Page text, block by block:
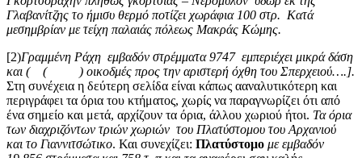
Γλαβανίτζης το ήμισυ θερμό ποτίζει χωράφια 100 στρ. Κατά
μεσημβρίαν με τείχη παλαιάς πόλεως Μακράς Κώμης.
[2)Γραμμένη Ράχη εμβαδόν στρέμματα 9747 εμπεριέχει μικρά δάση
και ( ( ) οικοδμές προς την αριστερή όχθη του Σπερχειού….].
Στη συνέχεια η δεύτερη σελίδα είναι κάπως ααναλυτικότερη και
περιγράφει τα όρια του κτήματος, χωρίς να παραγνωρίζει ότι από
ένα σημείο και μετά, αρχίζουν τα όρια, άλλου χωριού ήτοι. Τα όρια
των διαχριζόντων τριών χωριών του Πλατύστομου του Αρχανιού
και το Γιαννιτσώτικο. Και συνεχίζει: Πλατύστομο με εμβαδόν